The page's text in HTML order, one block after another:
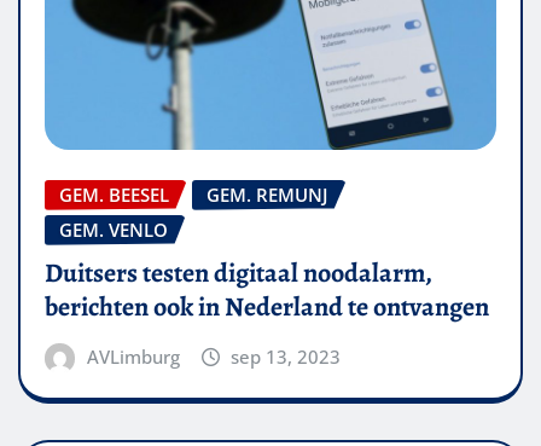
GEM. BEESEL
GEM. REMUNJ
GEM. VENLO
Duitsers testen digitaal noodalarm,
berichten ook in Nederland te ontvangen
AVLimburg sep 13, 2023